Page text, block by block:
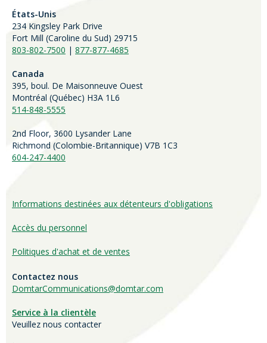
États-Unis
234 Kingsley Park Drive
Fort Mill (Caroline du Sud) 29715
803-802-7500 | 877-877-4685
Canada
395, boul. De Maisonneuve Ouest
Montréal (Québec) H3A 1L6
514-848-5555
2nd Floor, 3600 Lysander Lane
Richmond (Colombie-Britannique) V7B 1C3
604-247-4400
Informations destinées aux détenteurs d'obligations
Accès du personnel
Politiques d'achat et de ventes
Contactez nous
DomtarCommunications@domtar.com
Service à la clientèle
Veuillez nous contacter